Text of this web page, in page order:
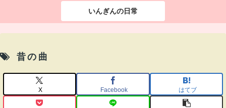
いんぎんの日常
昔の曲
X Facebook はてブ